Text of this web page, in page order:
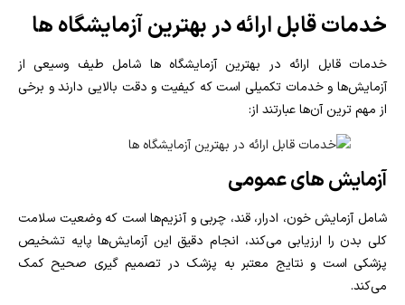
خدمات قابل ارائه در بهترین آزمایشگاه‌ ها
خدمات قابل ارائه در بهترین آزمایشگاه‌ ها شامل طیف وسیعی از
آزمایش‌ها و خدمات تکمیلی است که کیفیت و دقت بالایی دارند و برخی
از مهم‌ ترین آن‌ها عبارتند از:
آزمایش‌ های عمومی
شامل آزمایش خون، ادرار، قند، چربی و آنزیم‌ها است که وضعیت سلامت
کلی بدن را ارزیابی می‌کند، انجام دقیق این آزمایش‌ها پایه تشخیص
پزشکی است و نتایج معتبر به پزشک در تصمیم‌ گیری صحیح کمک
می‌کند.